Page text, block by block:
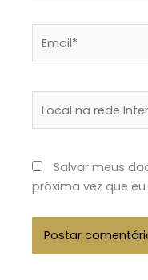
na
Internet
Salvar meus
próxima vez que